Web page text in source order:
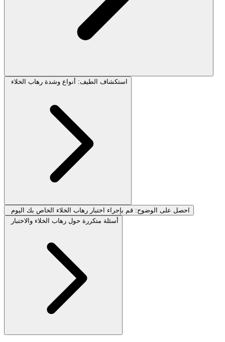
استكشاف الطيف: أنواع وشدة رهاب الخلاء
احصل على الوضوح: قم بإجراء اختبار رهاب الخلاء الخاص بك اليوم
أسئلة متكررة حول رهاب الخلاء والاختبار